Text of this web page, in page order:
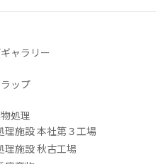
ャラリー
ップ
処理
理施設 本社第３工場
理施設 秋古工場